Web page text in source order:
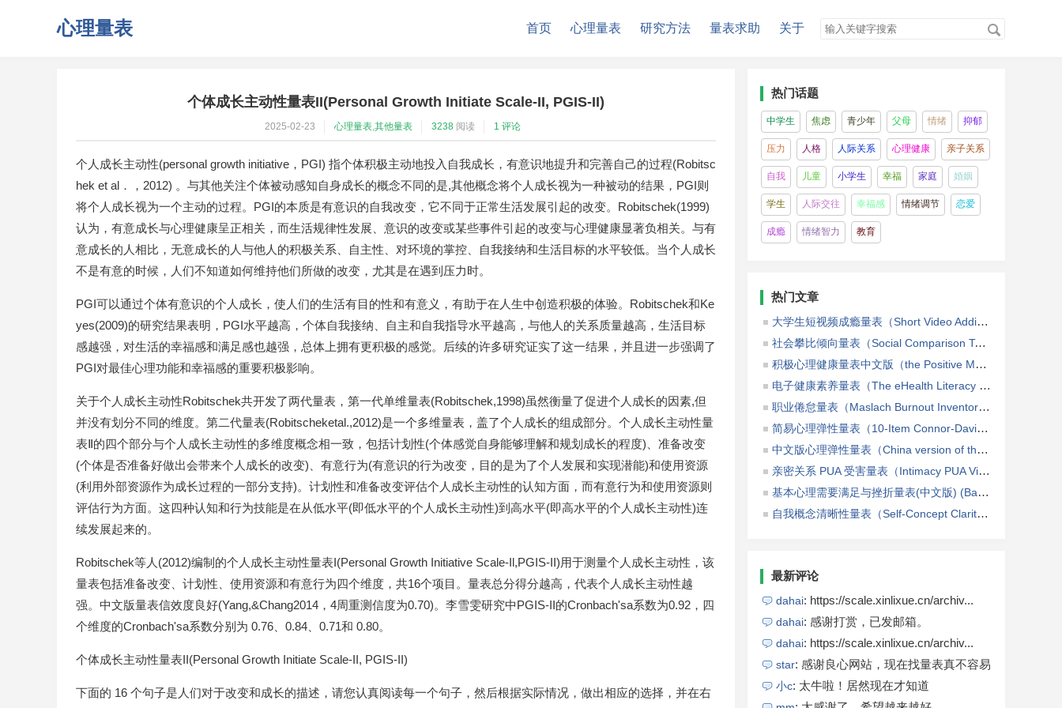
心理量表 首页 心理量表 研究方法 量表求助 关于
个体成长主动性量表II(Personal Growth Initiate Scale-II, PGIS-II)
2025-02-23 心理量表,其他量表 3238 阅读 1 评论
个人成长主动性(personal growth initiative，PGI) 指个体积极主动地投入自我成长，有意识地提升和完善自己的过程(Robitsc
hek et al．，2012) 。与其他关注个体被动感知自身成长的概念不同的是,其他概念将个人成长视为一种被动的结果，PGI则
将个人成长视为一个主动的过程。PGI的本质是有意识的自我改变，它不同于正常生活发展引起的改变。Robitschek(1999)
认为，有意成长与心理健康呈正相关，而生活规律性发展、意识的改变或某些事件引起的改变与心理健康显著负相关。与有
意成长的人相比，无意成长的人与他人的积极关系、自主性、对环境的掌控、自我接纳和生活目标的水平较低。当个人成长
不是有意的时候，人们不知道如何维持他们所做的改变，尤其是在遇到压力时。
PGI可以通过个体有意识的个人成长，使人们的生活有目的性和有意义，有助于在人生中创造积极的体验。Robitschek和Ke
yes(2009)的研究结果表明，PGI水平越高，个体自我接纳、自主和自我指导水平越高，与他人的关系质量越高，生活目标
感越强，对生活的幸福感和满足感也越强，总体上拥有更积极的感觉。后续的许多研究证实了这一结果，并且进一步强调了
PGI对最佳心理功能和幸福感的重要积极影响。
关于个人成长主动性Robitschek共开发了两代量表，第一代单维量表(Robitschek,1998)虽然衡量了促进个人成长的因素,但
并没有划分不同的维度。第二代量表(Robitscheketal.,2012)是一个多维量表，盖了个人成长的组成部分。个人成长主动性量
表Ⅱ的四个部分与个人成长主动性的多维度概念相一致，包括计划性(个体感觉自身能够理解和规划成长的程度)、准备改变
(个体是否准备好做出会带来个人成长的改变)、有意行为(有意识的行为改变，目的是为了个人发展和实现潜能)和使用资源
(利用外部资源作为成长过程的一部分支持)。计划性和准备改变评估个人成长主动性的认知方面，而有意行为和使用资源则
评估行为方面。这四种认知和行为技能是在从低水平(即低水平的个人成长主动性)到高水平(即高水平的个人成长主动性)连
续发展起来的。
Robitschek等人(2012)编制的个人成长主动性量表I(Personal Growth Initiative Scale-Il,PGIS-II)用于测量个人成长主动性，该
量表包括准备改变、计划性、使用资源和有意行为四个维度，共16个项目。量表总分得分越高，代表个人成长主动性越
强。中文版量表信效度良好(Yang,&Chang2014，4周重测信度为0.70)。李雪雯研究中PGIS-II的Cronbach'sa系数为0.92，四
个维度的Cronbach'sa系数分别为 0.76、0.84、0.71和 0.80。
个体成长主动性量表II(Personal Growth Initiate Scale-II, PGIS-II)
下面的 16 个句子是人们对于改变和成长的描述，请您认真阅读每一个句子，然后根据实际情况，做出相应的选择，并在右
热门话题
中学生 焦虑 青少年 父母 情绪 抑郁
压力 人格 人际关系 心理健康 亲子关系
自我 儿童 小学生 幸福 家庭 婚姻
学生 人际交往 幸福感 情绪调节 恋爱
成瘾 情绪智力 教育
热门文章
大学生短视频成瘾量表（Short Video Addiction Scale among College Students）
社会攀比倾向量表（Social Comparison Tendency Scale，SCTS）
积极心理健康量表中文版（the Positive Mental Health Scale，PMHS-C）
电子健康素养量表（The eHealth Literacy Scale，eHEALS）
职业倦怠量表（Maslach Burnout Inventory, MBI）
简易心理弹性量表（10-Item Connor-Davidson Resilience Scale，CD-RISC-10）
中文版心理弹性量表（China version of the Connor-Davidson resilience scale，CD-RISC）
亲密关系 PUA 受害量表（Intimacy PUA Victimisation Scale）
基本心理需要满足与挫折量表(中文版) (Basic Psychological Need Satisfaction and Frustration Scale,BPNSFS)
自我概念清晰性量表（Self-Concept Clarity Scale, SCCS）
最新评论
dahai: https://scale.xinlixue.cn/archiv...
dahai: 感谢打赏，已发邮箱。
dahai: https://scale.xinlixue.cn/archiv...
star: 感谢良心网站，现在找量表真不容易
小c: 太牛啦！居然现在才知道